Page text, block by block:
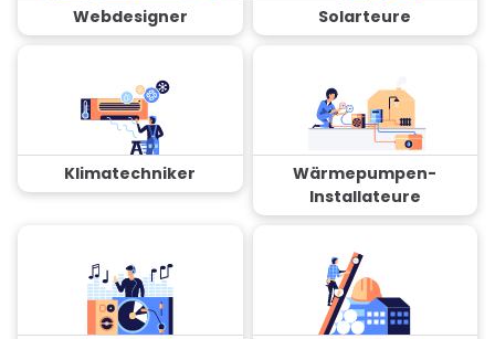
Webdesigner Solarteure
Klimatechniker
Wärmepumpen-
Installateure